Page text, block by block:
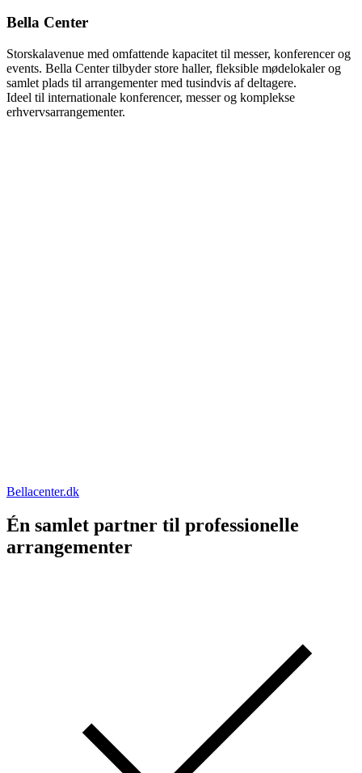
Bella Center
Storskalavenue med omfattende kapacitet til messer, konferencer og
events. Bella Center tilbyder store haller, fleksible mødelokaler og
samlet plads til arrangementer med tusindvis af deltagere.
Ideel til internationale konferencer, messer og komplekse
erhvervsarrangementer.
Bellacenter.dk
Én samlet partner til professionelle
arrangementer